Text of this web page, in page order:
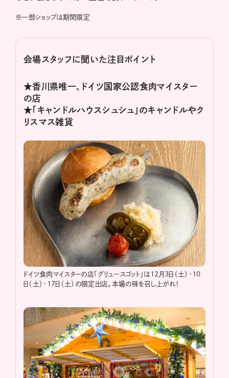
※一部ショップは期間限定
会場スタッフに聞いた注目ポイント
★香川県唯一、ドイツ国家公認食肉マイスター
の店
★「キャンドルハウスシュシュ」のキャンドルやク
リスマス雑貨
ドイツ食肉マイスターの店「グリュースゴット」は12月3日（土）・10
日（土）・17日（土）の限定出店。本場の味を召し上がれ！